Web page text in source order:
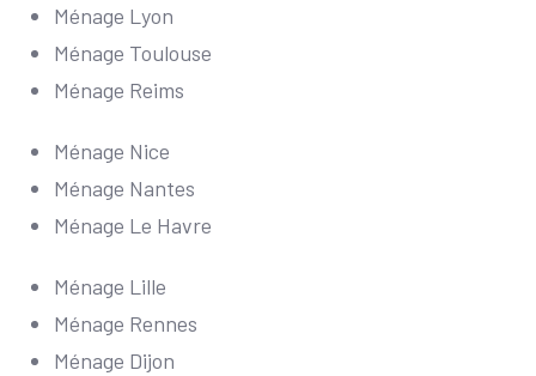
Ménage Lyon
Ménage Toulouse
Ménage Reims
Ménage Nice
Ménage Nantes
Ménage Le Havre
Ménage Lille
Ménage Rennes
Ménage Dijon